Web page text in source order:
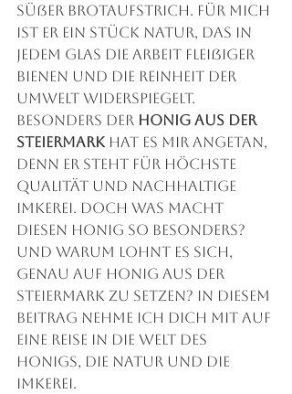
süßer Brotaufstrich. Für mich
ist er ein Stück Natur, das in
jedem Glas die Arbeit fleißiger
Bienen und die Reinheit der
Umwelt widerspiegelt.
Besonders der Honig aus der
Steiermark hat es mir angetan,
denn er steht für höchste
Qualität und nachhaltige
Imkerei. Doch was macht
diesen Honig so besonders?
Und warum lohnt es sich,
genau auf Honig aus der
Steiermark zu setzen? In diesem
Beitrag nehme ich dich mit auf
eine Reise in die Welt des
Honigs, die Natur und die
Imkerei.